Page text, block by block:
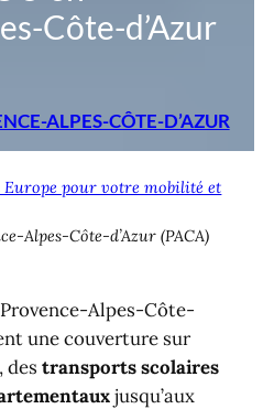
Côte-d’Azur
ALPES-CÔTE-D’AZUR
Europe pour votre mobilité et
Alpes-Côte-d’Azur (PACA)
Provence-Alpes-Côte-
une couverture sur
destransports scolaires
jusqu’aux